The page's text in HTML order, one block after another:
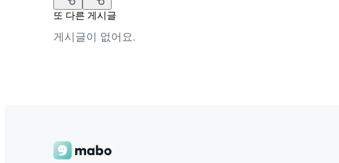
또 다른 게시글
게시글이 없어요.